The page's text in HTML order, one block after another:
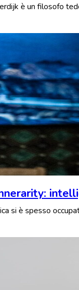
è un filosofo
si è spesso